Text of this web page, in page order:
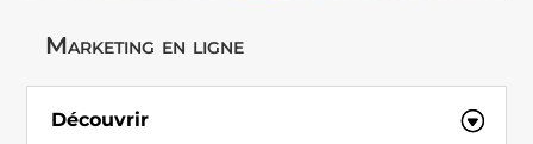
Marketing en ligne
Découvrir